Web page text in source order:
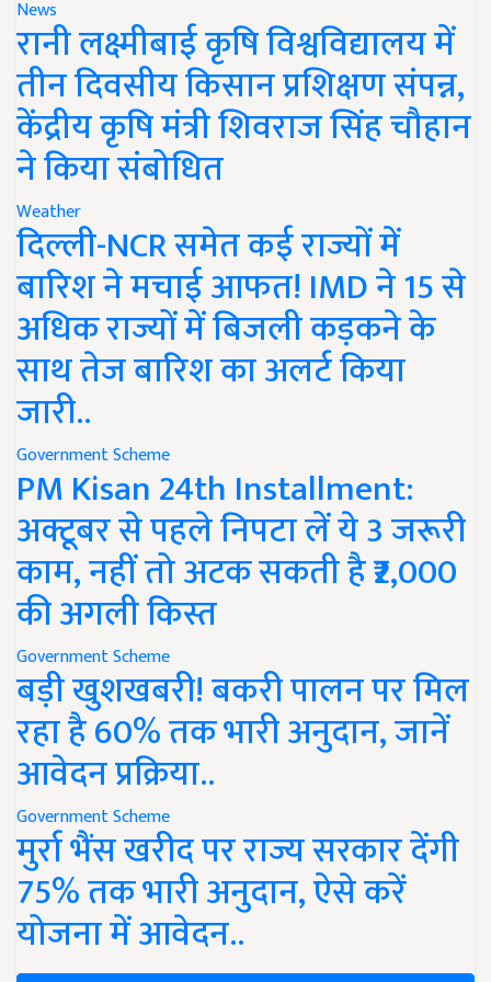
News
रानी लक्ष्मीबाई कृषि विश्वविद्यालय में
तीन दिवसीय किसान प्रशिक्षण संपन्न,
केंद्रीय कृषि मंत्री शिवराज सिंह चौहान
ने किया संबोधित
Weather
दिल्ली-NCR समेत कई राज्यों में
बारिश ने मचाई आफत! IMD ने 15 से
अधिक राज्यों में बिजली कड़कने के
साथ तेज बारिश का अलर्ट किया
जारी..
Government Scheme
PM Kisan 24th Installment:
अक्टूबर से पहले निपटा लें ये 3 जरूरी
काम, नहीं तो अटक सकती है ₹2,000
की अगली किस्त
Government Scheme
बड़ी खुशखबरी! बकरी पालन पर मिल
रहा है 60% तक भारी अनुदान, जानें
आवेदन प्रक्रिया..
Government Scheme
मुर्रा भैंस खरीद पर राज्य सरकार देंगी
75% तक भारी अनुदान, ऐसे करें
योजना में आवेदन..